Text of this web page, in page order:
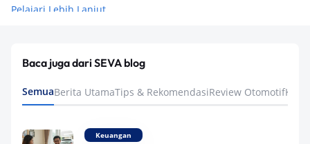
Pelajari Lebih Lanjut
Baca juga dari SEVA blog
SemuaBerita UtamaTips & RekomendasiReview Otomotif
Keuangan